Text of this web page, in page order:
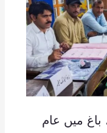
باغ میں عام